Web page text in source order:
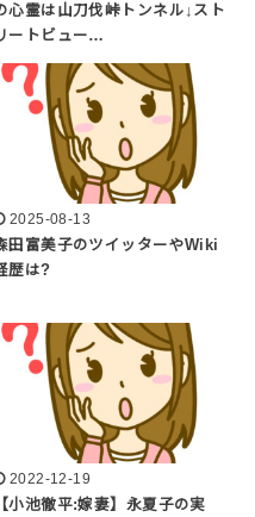
心霊は山刀伐峠トンネル↓スト
ートビュー…
2025-08-13
田富美子のツイッターやWiki
歴は?
2022-12-19
【小池徹平:嫁妻】永夏子の実